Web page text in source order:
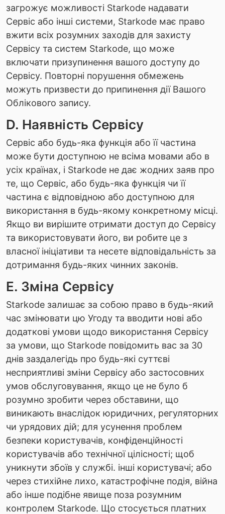
загрожує можливості Starkode надавати
Сервіс або інші системи, Starkode має право
вжити всіх розумних заходів для захисту
Сервісу та систем Starkode, що може
включати призупинення вашого доступу до
Сервісу. Повторні порушення обмежень
можуть призвести до припинення дії Вашого
Облікового запису.
D. Наявність Сервісу
Сервіс або будь-яка функція або її частина
може бути доступною не всіма мовами або в
усіх країнах, і Starkode не дає жодних заяв про
те, що Сервіс, або будь-яка функція чи її
частина є відповідною або доступною для
використання в будь-якому конкретному місці.
Якщо ви вирішите отримати доступ до Сервісу
та використовувати його, ви робите це з
власної ініціативи та несете відповідальність за
дотримання будь-яких чинних законів.
E. Зміна Сервісу
Starkode залишає за собою право в будь-який
час змінювати цю Угоду та вводити нові або
додаткові умови щодо використання Сервісу
за умови, що Starkode повідомить вас за 30
днів заздалегідь про будь-які суттєві
несприятливі зміни Сервісу або застосовних
умов обслуговування, якщо це не було б
розумно зробити через обставини, що
виникають внаслідок юридичних, регуляторних
чи урядових дій; для усунення проблем
безпеки користувачів, конфіденційності
користувачів або технічної цілісності; щоб
уникнути збоїв у службі. інші користувачі; або
через стихійне лихо, катастрофічне подія, війна
або інше подібне явище поза розумним
контролем Starkode. Що стосується платних